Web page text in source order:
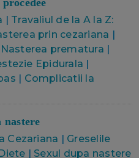
| Travaliul de la A la Z:
prin cezariana |
Nasterea prematura |
Epidurala |
| Complicatii la
nastere
Cezariana | Greselile
| Sexul dupa nastere